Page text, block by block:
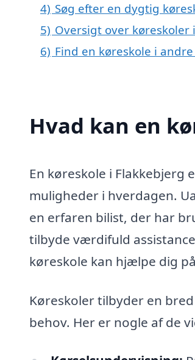
4) Søg efter en dygtig
5) Oversigt over køreskoler
6) Find en køreskole i
Hvad kan en
En køreskole i
muligheder i hverdagen.
en erfaren bilist, der har
tilbyde værdifuld
køreskole kan hjælpe dig
Køreskoler tilbyder en
behov. Her er nogle af de